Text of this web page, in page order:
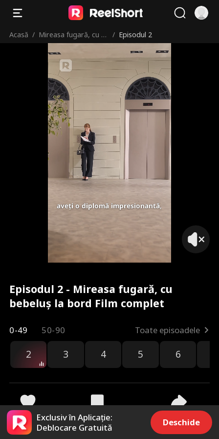
Acasă / Mireasa fugară, cu b
ebeluș la bord
/ Episodul 2
aveți o diplomă impresionantă,
Episodul 2 - Mireasa fugară, cu
bebeluș la bord Film complet
0-49 50-90 Toate episoadele
2 3 4 5 6
1.4k 32.6k Distribuie
Exclusiv în Aplicație:
Deblocare Gratuită
Deschide